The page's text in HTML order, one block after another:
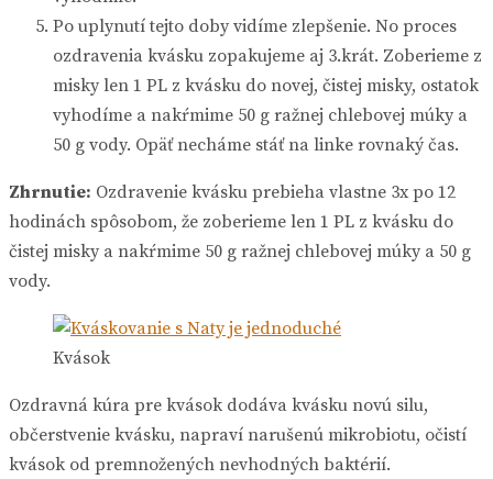
Po uplynutí tejto doby vidíme zlepšenie. No proces
ozdravenia kvásku zopakujeme aj 3.krát. Zoberieme z
misky len 1 PL z kvásku do novej, čistej misky, ostatok
vyhodíme a nakŕmime 50 g ražnej chlebovej múky a
50 g vody. Opäť necháme stáť na linke rovnaký čas.
Zhrnutie: Ozdravenie kvásku prebieha vlastne 3x po 12
hodinách spôsobom, že zoberieme len 1 PL z kvásku do
čistej misky a nakŕmime 50 g ražnej chlebovej múky a 50 g
vody.
Kvások
Ozdravná kúra pre kvások dodáva kvásku novú silu,
občerstvenie kvásku, napraví narušenú mikrobiotu, očistí
kvások od premnožených nevhodných baktérií.